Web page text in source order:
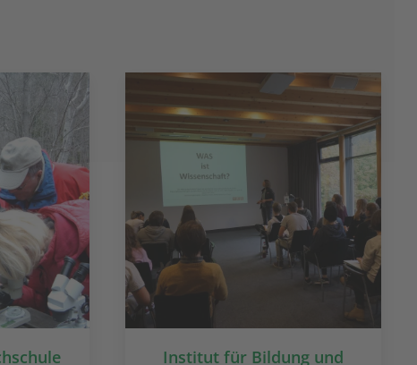
Institut für Bildung und